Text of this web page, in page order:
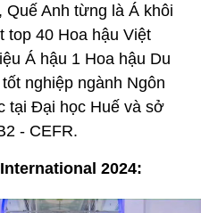
Quế Anh từng là Á khôi
top 40 Hoa hậu Việt
Á hậu 1 Hoa hậu Du
nghiệp ngành Ngôn
tại Đại học Huế và sở
- CEFR.
2024: